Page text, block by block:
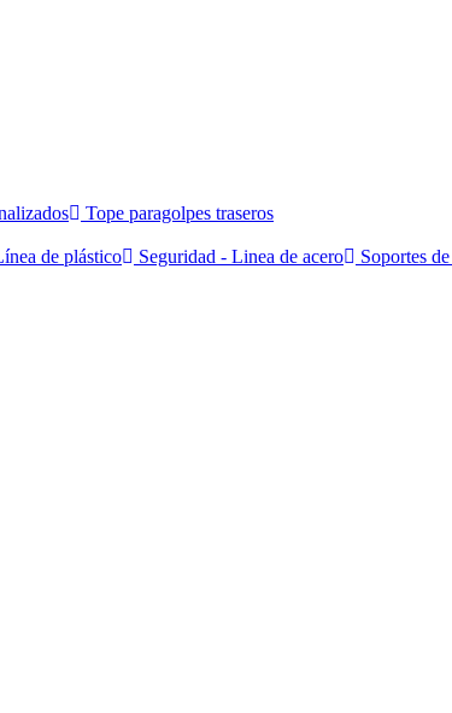
Tope paragolpes traseros
de plástico Seguridad - Linea de acero
Soportes